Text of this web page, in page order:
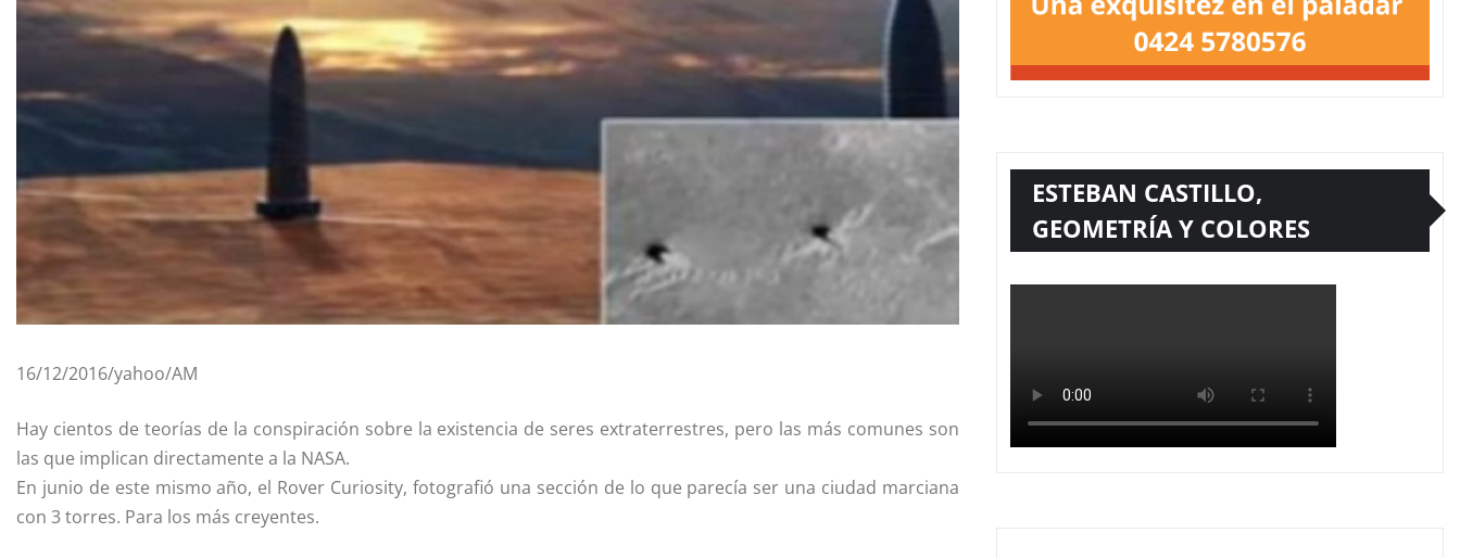
16/12/2016/yahoo/AM
Hay cientos de teorías de la conspiración sobre la existencia de seres extraterrestres, pero las más comunes son
las que implican directamente a la NASA.
En junio de este mismo año, el Rover Curiosity, fotografió una sección de lo que parecía ser una ciudad marciana
con 3 torres. Para los más creyentes.
ESTEBAN CASTILLO,
GEOMETRÍA Y COLORES